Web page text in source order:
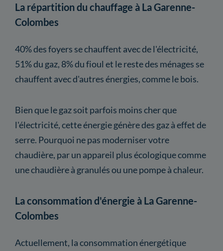
La répartition du chauffage à La Garenne-
Colombes
40% des foyers se chauffent avec de l'électricité,
51% du gaz, 8% du fioul et le reste des ménages se
chauffent avec d'autres énergies, comme le bois.
Bien que le gaz soit parfois moins cher que
l'électricité, cette énergie génère des gaz à effet de
serre. Pourquoi ne pas moderniser votre
chaudière, par un appareil plus écologique comme
une chaudière à granulés ou une pompe à chaleur.
La consommation d'énergie à La Garenne-
Colombes
Actuellement, la consommation énergétique